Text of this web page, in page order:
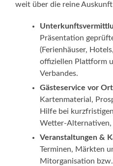
weit über die reine
Präsentation
(Ferienhäuser,
offiziellen Plattform
Verbandes.
Gästeservice vor Ort
Kartenmaterial,
Hilfe bei
Wetter‑Alternativen,
Veranstaltungen &
Terminen, Märkten
Mitorganisation